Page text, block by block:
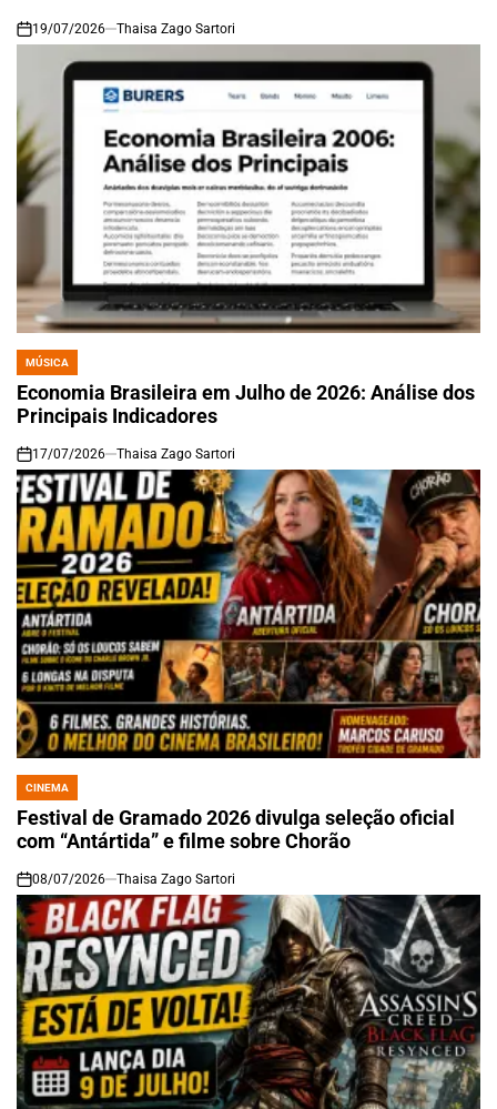
on
19/07/2026 Thaisa Zago Sartori
POSTED
IN
MÚSICA
Economia Brasileira em Julho de 2026: Análise dos
Principais Indicadores
on
17/07/2026 Thaisa Zago Sartori
POSTED
IN
CINEMA
Festival de Gramado 2026 divulga seleção oficial
com “Antártida” e filme sobre Chorão
on
08/07/2026 Thaisa Zago Sartori